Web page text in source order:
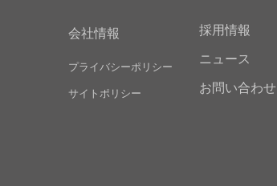
会社情報
プライバシーポリシー
サイトポリシー
採用情報
ニュース
お問い合わせ